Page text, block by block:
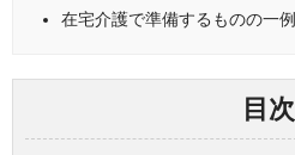
在宅介護で準備するものの一例
目次